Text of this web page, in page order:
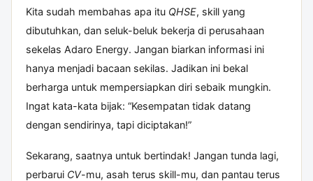
Kita sudah membahas apa itu QHSE, skill yang
dibutuhkan, dan seluk-beluk bekerja di perusahaan
sekelas Adaro Energy. Jangan biarkan informasi ini
hanya menjadi bacaan sekilas. Jadikan ini bekal
berharga untuk mempersiapkan diri sebaik mungkin.
Ingat kata-kata bijak: “Kesempatan tidak datang
dengan sendirinya, tapi diciptakan!”
Sekarang, saatnya untuk bertindak! Jangan tunda lagi,
perbarui CV-mu, asah terus skill-mu, dan pantau terus